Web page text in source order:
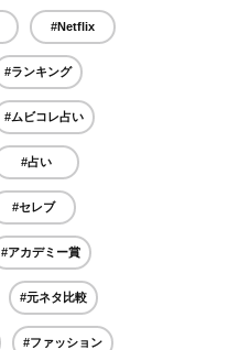
#Netflix
#ランキング
#ムビコレ占い
#占い
#セレブ
#アカデミー賞
#元ネタ比較
#ファッション